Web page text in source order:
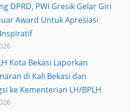
DPRD, PWI Gresik Gelar Giri
Award Untuk Apresiasi
Kota Bekasi Laporkan
di Kali Bekasi dan
ke Kementerian LH/BPLH